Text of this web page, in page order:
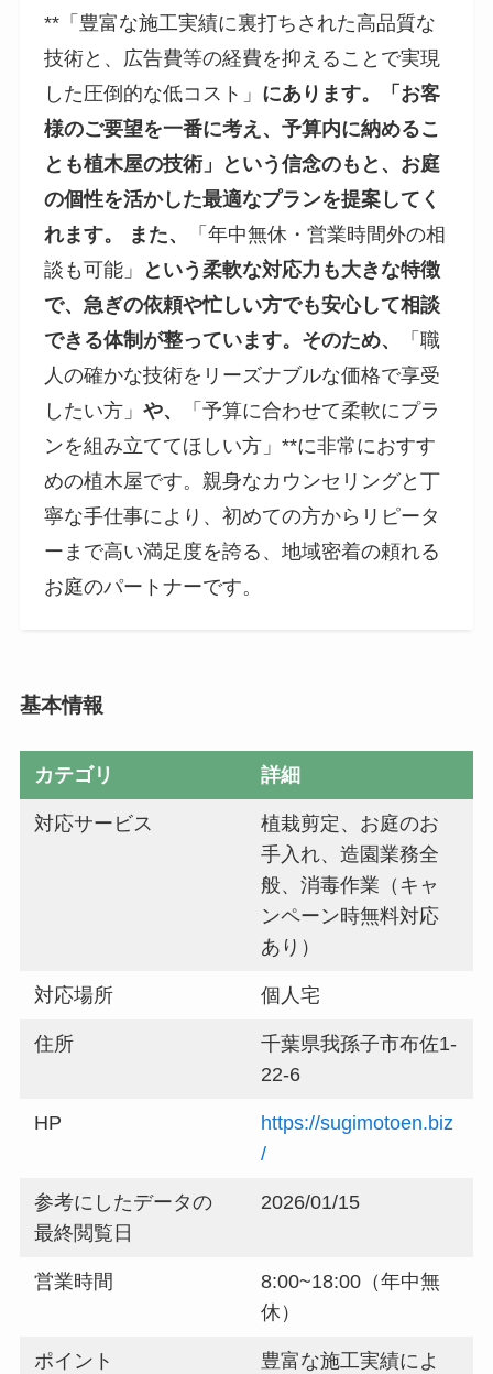
**「豊富な施工実績に裏打ちされた高品質な
技術と、広告費等の経費を抑えることで実現
した圧倒的な低コスト」 にあります。「お客
様のご要望を一番に考え、予算内に納めるこ
とも植木屋の技術」という信念のもと、お庭
の個性を活かした最適なプランを提案してく
れます。 また、
「年中無休・営業時間外の相
談も可能」
という柔軟な対応力も大きな特徴
で、急ぎの依頼や忙しい方でも安心して相談
できる体制が整っています。そのため、
「職
人の確かな技術をリーズナブルな価格で享受
したい方」や、
「予算に合わせて柔軟にプラ
ンを組み立ててほしい方」**に非常におすす
めの植木屋です。親身なカウンセリングと丁
寧な手仕事により、初めての方からリピータ
ーまで高い満足度を誇る、地域密着の頼れる
お庭のパートナーです。
基本情報
カテゴリ 詳細
対応サービス
植栽剪定、お庭のお
手入れ、造園業務全
般、消毒作業（キャ
ンペーン時無料対応
あり）
対応場所 個人宅
住所
千葉県我孫子市布佐1-
22-6
HP
https://sugimotoen.biz
/
参考にしたデータの
最終閲覧日
2026/01/15
営業時間
8:00~18:00（年中無
休）
ポイント
豊富な施工実績によ